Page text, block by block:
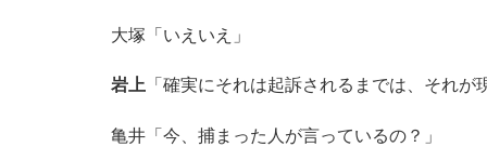
大塚「いえいえ」
岩上 「確実にそれは起訴されるまでは、それ
亀井「今、捕まった人が言っているの？」